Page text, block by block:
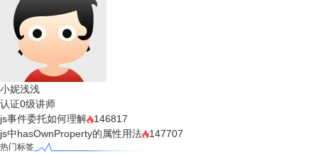
小妮浅浅
认证0级讲师
js事件委托如何理解
146817
js中hasOwnProperty的属性用法
147707
热门标签